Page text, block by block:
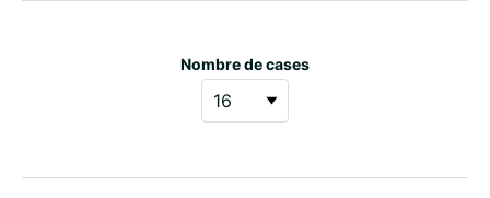
Nombre de cases